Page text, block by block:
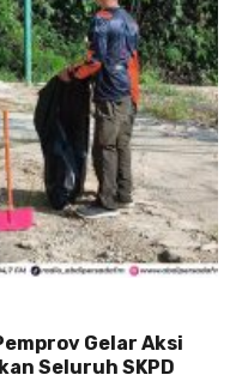
Gelar Aksi
Seluruh SKPD